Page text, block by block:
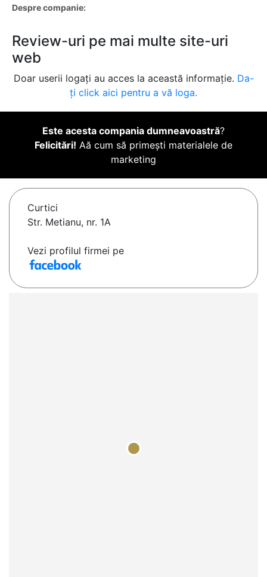
Despre companie:
Review-uri pe mai multe site-uri
web
Doar userii logați au acces la această informație. Da-
ți click aici pentru a vă loga.
Este acesta compania dumneavoastră?
Felicitări! Aă cum să primești materialele de
marketing
Curtici
Str. Metianu, nr. 1A
Vezi profilul firmei pe